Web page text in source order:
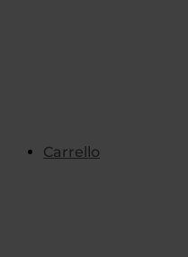
Carrello